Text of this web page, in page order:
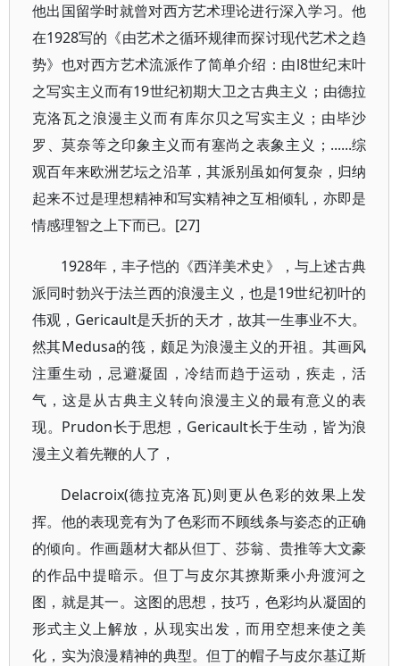
他出国留学时就曾对西方艺术理论进行深入学习。他
在1928写的《由艺术之循环规律而探讨现代艺术之趋
势》也对西方艺术流派作了简单介绍：由l8世纪末叶
之写实主义而有19世纪初期大卫之古典主义；由德拉
克洛瓦之浪漫主义而有库尔贝之写实主义；由毕沙
罗、莫奈等之印象主义而有塞尚之表象主义；......综
观百年来欧洲艺坛之沿革，其派别虽如何复杂，归纳
起来不过是理想精神和写实精神之互相倾轧，亦即是
情感理智之上下而已。[27]
1928年，丰子恺的《西洋美术史》，与上述古典
派同时勃兴于法兰西的浪漫主义，也是19世纪初叶的
伟观，Gericault是夭折的天才，故其一生事业不大。
然其Medusa的筏，颇足为浪漫主义的开祖。其画风
注重生动，忌避凝固，冷结而趋于运动，疾走，活
气，这是从古典主义转向浪漫主义的最有意义的表
现。Prudon长于思想，Gericault长于生动，皆为浪
漫主义着先鞭的人了，
Delacroix(德拉克洛瓦)则更从色彩的效果上发
挥。他的表现竞有为了色彩而不顾线条与姿态的正确
的倾向。作画题材大都从但丁、莎翁、贵推等大文豪
的作品中提暗示。但丁与皮尔其撩斯乘小舟渡河之
图，就是其一。这图的思想，技巧，色彩均从凝固的
形式主义上解放，从现实出发，而用空想来使之美
化，实为浪漫精神的典型。但丁的帽子与皮尔基辽斯